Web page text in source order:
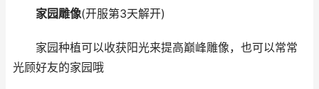
家园雕像(开服第3天解开)
家园种植可以收获阳光来提高巅峰雕像，也可以常常
光顾好友的家园哦